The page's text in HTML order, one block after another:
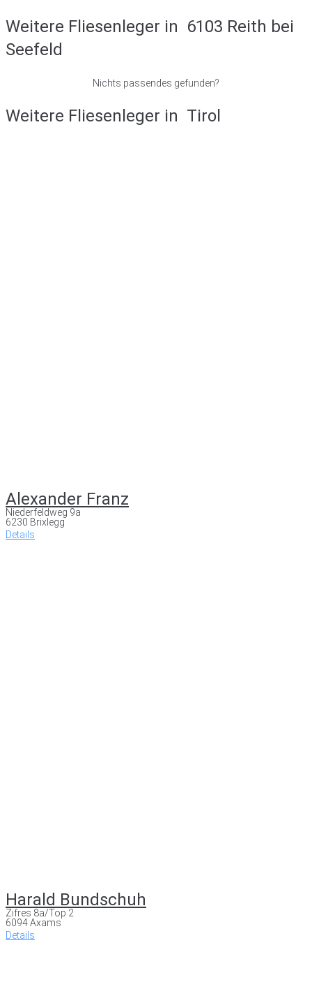
Weitere Fliesenleger in 6103 Reith bei
Seefeld
Nichts passendes gefunden?
Weitere Fliesenleger in Tirol
Alexander Franz
Niederfeldweg 9a
6230 Brixlegg
Details
Harald Bundschuh
Zifres 8a/Top 2
6094 Axams
Details